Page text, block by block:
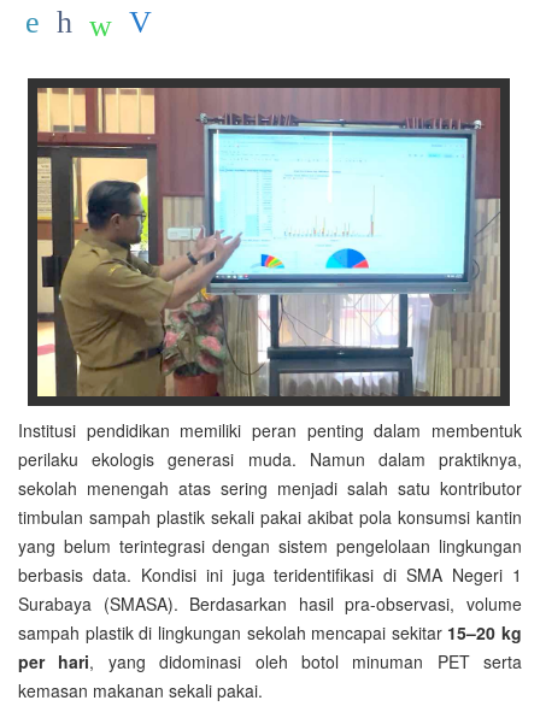
Institusi pendidikan memiliki peran penting dalam membentuk
perilaku ekologis generasi muda. Namun dalam praktiknya,
sekolah menengah atas sering menjadi salah satu kontributor
timbulan sampah plastik sekali pakai akibat pola konsumsi kantin
yang belum terintegrasi dengan sistem pengelolaan lingkungan
berbasis data. Kondisi ini juga teridentifikasi di SMA Negeri 1
Surabaya (SMASA). Berdasarkan hasil pra-observasi, volume
sampah plastik di lingkungan sekolah mencapai sekitar 15–20 kg
per hari, yang didominasi oleh botol minuman PET serta
kemasan makanan sekali pakai.